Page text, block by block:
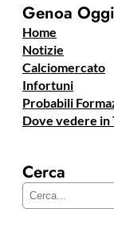
Genoa Oggi
Home
Notizie
Calciomercato
Infortuni
Probabili
Dove vedere in
Cerca